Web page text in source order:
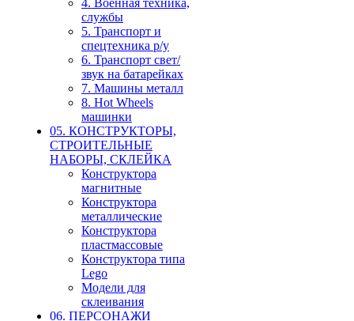
службы
5. Транспорт и
спецтехника р/у
6. Транспорт свет/
звук на батарейках
7. Машины металл
8. Hot Wheels
машинки
05. КОНСТРУКТОРЫ,
СТРОИТЕЛЬНЫЕ
НАБОРЫ, СКЛЕЙКА
Конструктора
магнитные
Конструктора
металлические
Конструктора
пластмассовые
Конструктора типа
Lego
Модели для
склеивания
06. ПЕРСОНАЖИ